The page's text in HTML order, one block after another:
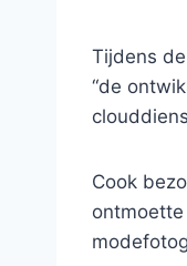
Tijdens
“de
Cook